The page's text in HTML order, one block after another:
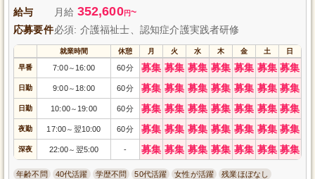
給与 月給 352,600円~
応募要件必須: 介護福祉士、認知症介護実践者研修
就業時間 休憩 月 火 水 木 金 土 日
早番 7:00～ 16:00 60分 募集 募集 募集 募集 募集 募集 募集
日勤 9:00～ 18:00 60分 募集 募集 募集 募集 募集 募集 募集
日勤 10:00～ 19:00 60分 募集 募集 募集 募集 募集 募集 募集
夜勤 17:00～ 翌10:00 60分 募集 募集 募集 募集 募集 募集 募集
深夜 22:00～ 翌5:00 - 募集 募集 募集 募集 募集 募集 募集
年齢不問 40代活躍 学歴不問 50代活躍 女性が活躍 残業ほぼなし